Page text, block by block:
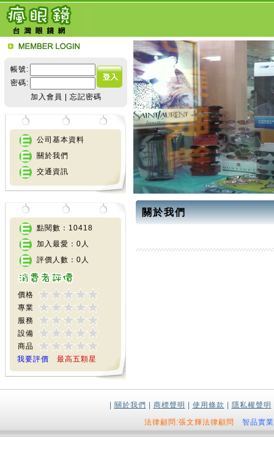
帳號:
密碼:
加入會員
忘記密碼
公司基本資料
關於我們
交通資訊
點閱數：10418
加入最愛：0人
評價人數：0人
價格
專業
服務
設備
商品
我要評價
最高五顆星
關於我們
關於我們 商標聲明 使用條款 隱私權聲明
法律顧問:張文輝法律顧問
智品實業